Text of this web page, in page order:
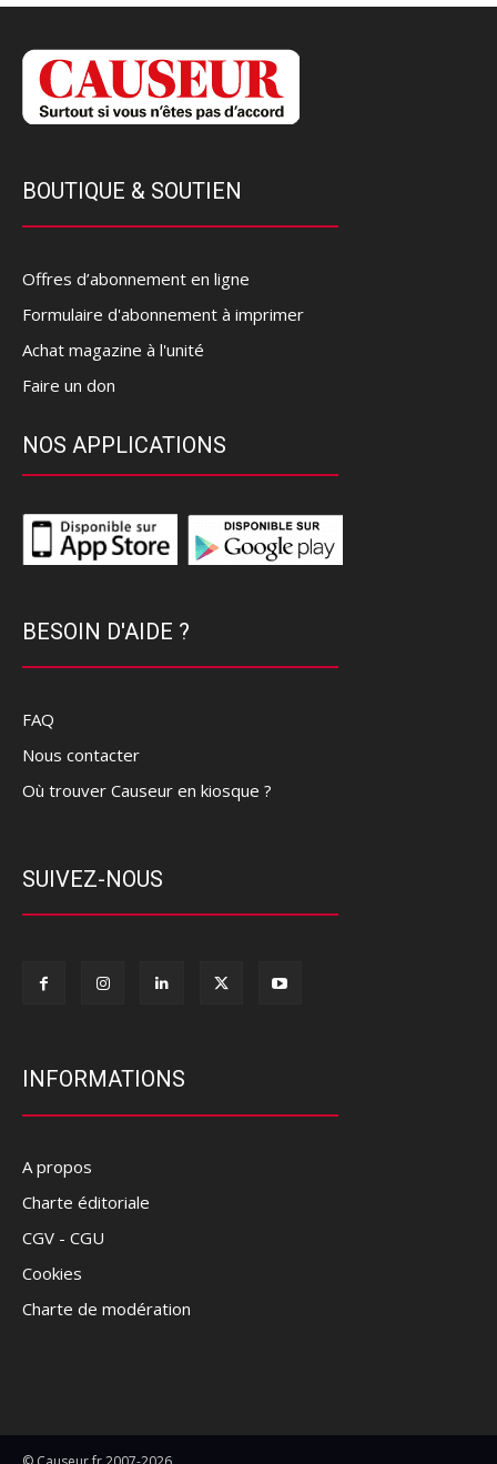
BOUTIQUE & SOUTIEN
Offres d’abonnement en ligne
Formulaire d'abonnement à imprimer
Achat magazine à l'unité
Faire un don
NOS APPLICATIONS
BESOIN D'AIDE ?
FAQ
Nous contacter
Où trouver Causeur en kiosque ?
SUIVEZ-NOUS
INFORMATIONS
A propos
Charte éditoriale
CGV - CGU
Cookies
Charte de modération